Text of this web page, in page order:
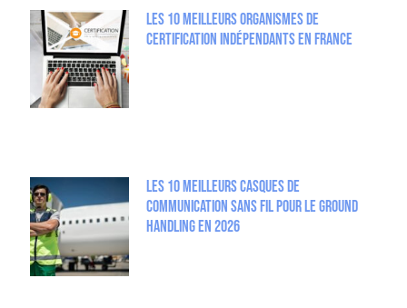
Les 10 meilleurs organismes de
certification indépendants en France
Les 10 meilleurs casques de
communication sans fil pour le Ground
Handling en 2026